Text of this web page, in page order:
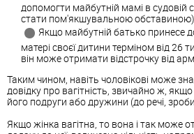
допомогти майбутній мамі в судовій
стати пом'якшувальною
Якщо майбутній батько принесе
матері своєї дитини терміном від 26
він може отримати відстрочку від
Таким чином, навіть чоловікові може
довідку про вагітність, звичайно ж,
його подруги або дружини (до речі,
Якщо жінка вагітна, то вона і так може